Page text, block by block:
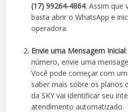
(17) 99264-4864. Assim que
basta abrir o WhatsApp e
operadora.
Envie uma Mensagem Inicial
número, envie uma
Você pode começar com um
saber mais sobre os planos
da SKY vai identificar seu
atendimento automatizado.